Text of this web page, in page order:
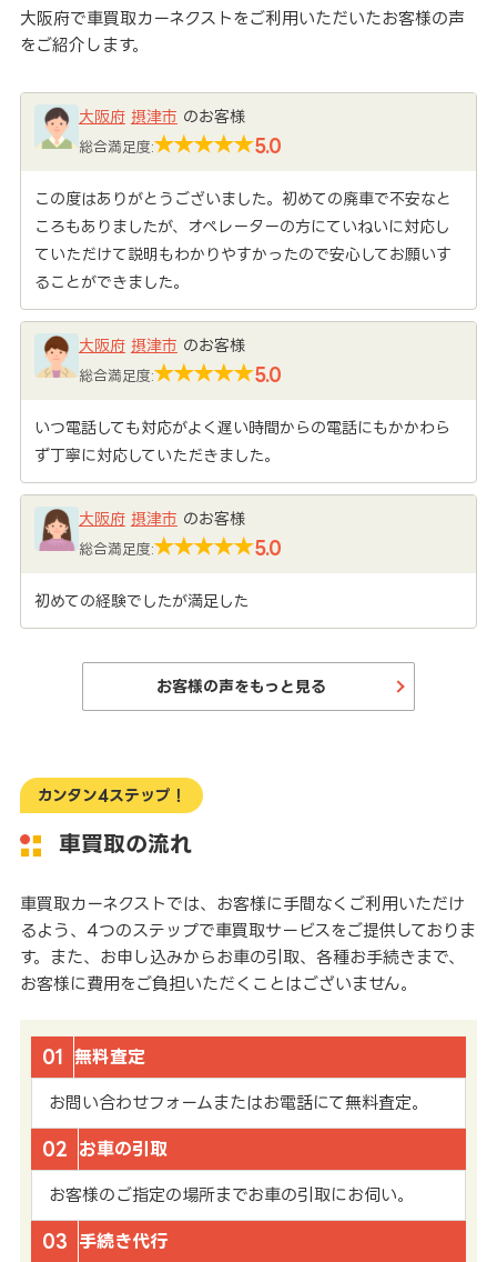
大阪府で車買取カーネクストをご利用いただいたお客様の声
をご紹介します。
大阪府 摂津市 のお客様
総合満足度: 5.0
この度はありがとうございました。初めての廃車で不安なと
ころもありましたが、オペレーターの方にていねいに対応し
ていただけて説明もわかりやすかったので安心してお願いす
ることができました。
大阪府 摂津市 のお客様
総合満足度: 5.0
いつ電話しても対応がよく遅い時間からの電話にもかかわら
ず丁寧に対応していただきました。
大阪府 摂津市 のお客様
総合満足度: 5.0
初めての経験でしたが満足した
お客様の声をもっと見る
カンタン4ステップ！
車買取の流れ
車買取カーネクストでは、お客様に手間なくご利用いただけ
るよう、4つのステップで車買取サービスをご提供しておりま
す。また、お申し込みからお車の引取、各種お手続きまで、
お客様に費用をご負担いただくことはございません。
01 無料査定
お問い合わせフォームまたはお電話にて無料査定。
02 お車の引取
お客様のご指定の場所までお車の引取にお伺い。
03 手続き代行